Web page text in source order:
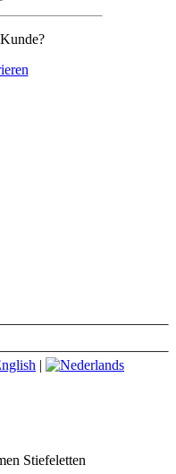
|
Stiefeletten